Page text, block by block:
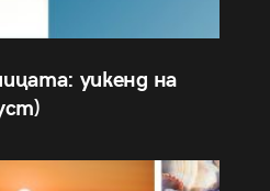
уикенд на